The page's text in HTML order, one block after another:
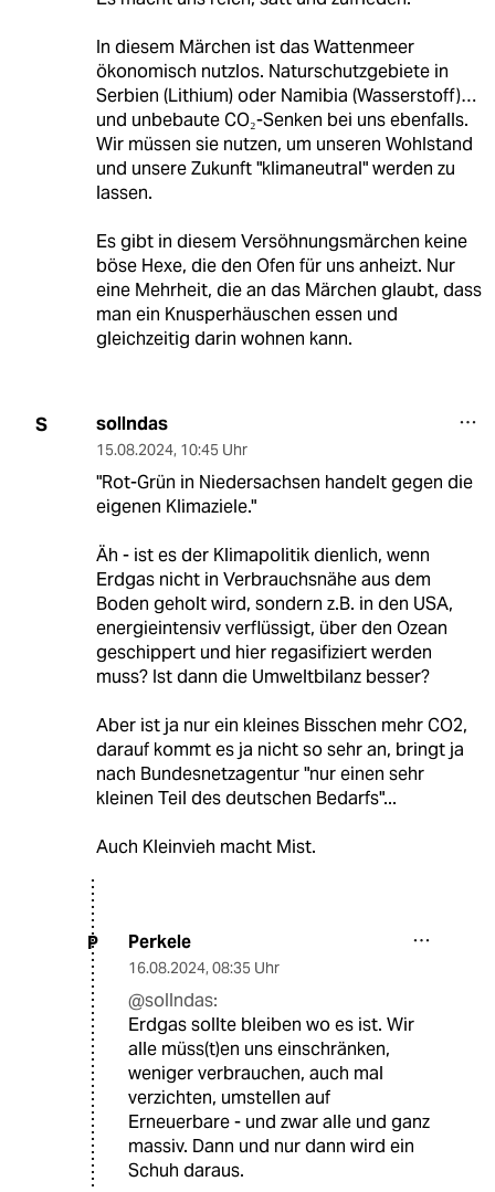
In diesem Märchen ist das Wattenmeer
ökonomisch nutzlos. Naturschutzgebiete in
Serbien (Lithium) oder Namibia (Wasserstoff)…
und unbebaute CO₂-Senken bei uns ebenfalls.
Wir müssen sie nutzen, um unseren Wohlstand
und unsere Zukunft "klimaneutral" werden zu
lassen.
Es gibt in diesem Versöhnungsmärchen keine
böse Hexe, die den Ofen für uns anheizt. Nur
eine Mehrheit, die an das Märchen glaubt, dass
man ein Knusperhäuschen essen und
gleichzeitig darin wohnen kann.
S sollndas
15.08.2024, 10:45 Uhr
"Rot-Grün in Niedersachsen handelt gegen die
eigenen Klimaziele."
Äh - ist es der Klimapolitik dienlich, wenn
Erdgas nicht in Verbrauchsnähe aus dem
Boden geholt wird, sondern z.B. in den USA,
energieintensiv verflüssigt, über den Ozean
geschippert und hier regasifiziert werden
muss? Ist dann die Umweltbilanz besser?
Aber ist ja nur ein kleines Bisschen mehr CO2,
darauf kommt es ja nicht so sehr an, bringt ja
nach Bundesnetzagentur "nur einen sehr
kleinen Teil des deutschen Bedarfs"...
Auch Kleinvieh macht Mist.
P Perkele
16.08.2024, 08:35 Uhr
@sollndas:
Erdgas sollte bleiben wo es ist. Wir
alle müss(t)en uns einschränken,
weniger verbrauchen, auch mal
verzichten, umstellen auf
Erneuerbare - und zwar alle und ganz
massiv. Dann und nur dann wird ein
Schuh daraus.